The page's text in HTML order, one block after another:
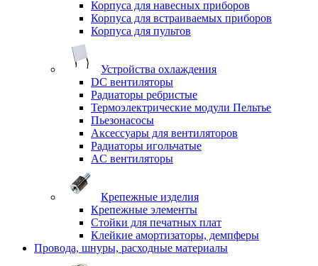
Корпуса для навесных приборов
Корпуса для встраиваемых приборов
Корпуса для пультов
Устройства охлаждения
DC вентиляторы
Радиаторы ребристые
Термоэлектрические модули Пельтье
Пьезонасосы
Аксессуары для вентиляторов
Радиаторы игольчатые
AC вентиляторы
Крепежные изделия
Крепежные элементы
Стойки для печатных плат
Клейкие амортизаторы, демпферы
Провода, шнуры, расходные материалы